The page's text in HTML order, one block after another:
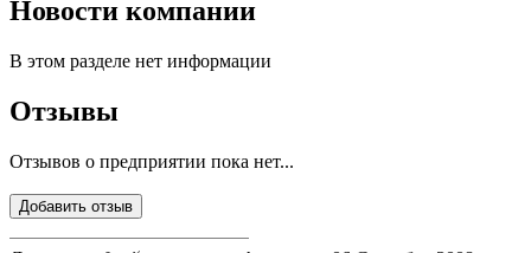
Новости компании
В этом разделе нет информации
Отзывы
Отзывов о предприятии пока нет...